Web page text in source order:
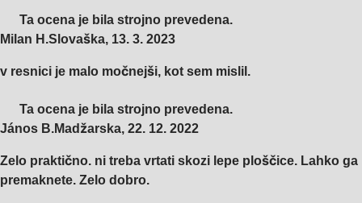
Ta ocena je bila strojno prevedena.
Milan H.Slovaška, 13. 3. 2023
v resnici je malo močnejši, kot sem mislil.
Ta ocena je bila strojno prevedena.
János B.Madžarska, 22. 12. 2022
Zelo praktično. ni treba vrtati skozi lepe ploščice. Lahko ga
premaknete. Zelo dobro.